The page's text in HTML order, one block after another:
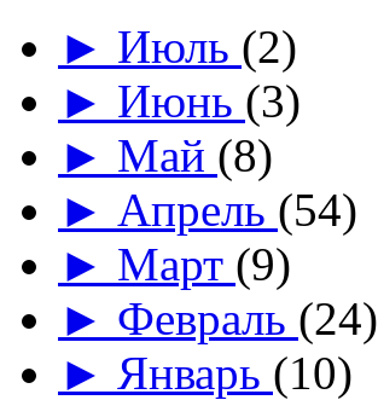
► Июль (2)
► Июнь (3)
► Май (8)
► Апрель (54)
► Март (9)
► Февраль (24)
► Январь (10)